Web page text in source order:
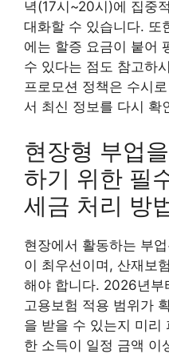
녁(17시~20시)에 집중
대화할 수 있습니다. 또
에는 할증 요금이 붙어
수 있다는 점도 참고하
프로모션 정책은 수시
서 최신 정보를 다시 확
현장형 부업
하기 위한 필
세금 처리 방
현장에서 활동하는 부
이 최우선이며, 산재보
해야 합니다. 2026년부
고용보험 적용 범위가
을 받을 수 있는지 미리
한 소득이 일정 금액 이